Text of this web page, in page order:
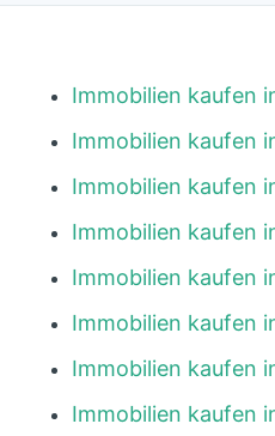
Immobilien kaufen
Immobilien kaufen
Immobilien kaufen
Immobilien kaufen
Immobilien kaufen
Immobilien kaufen
Immobilien kaufen
Immobilien kaufen